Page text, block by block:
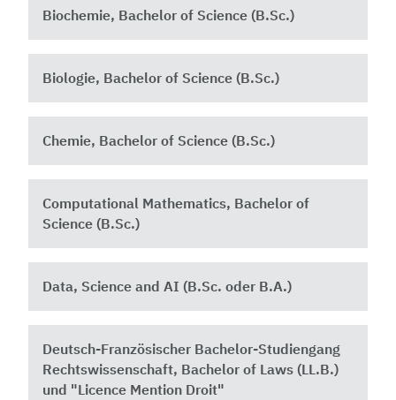
Biochemie, Bachelor of Science (B.Sc.)
Biologie, Bachelor of Science (B.Sc.)
Chemie, Bachelor of Science (B.Sc.)
Computational Mathematics, Bachelor of
Science (B.Sc.)
Data, Science and AI (B.Sc. oder B.A.)
Deutsch-Französischer Bachelor-Studiengang
Rechtswissenschaft, Bachelor of Laws (LL.B.)
und "Licence Mention Droit"